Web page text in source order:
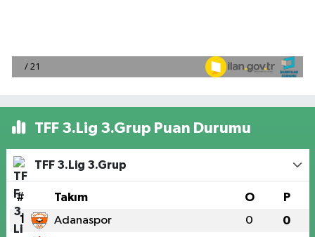
TFF 3.Lig 3.Grup Puan Durumu
TFF 3.Lig 3.Grup
# Takım O P
1 Adanaspor 0 0